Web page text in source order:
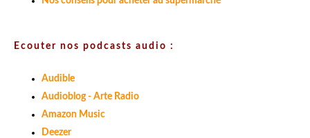
Ecouter nos podcasts audio :
Audible
Audioblog - Arte Radio
Amazon Music
Deezer